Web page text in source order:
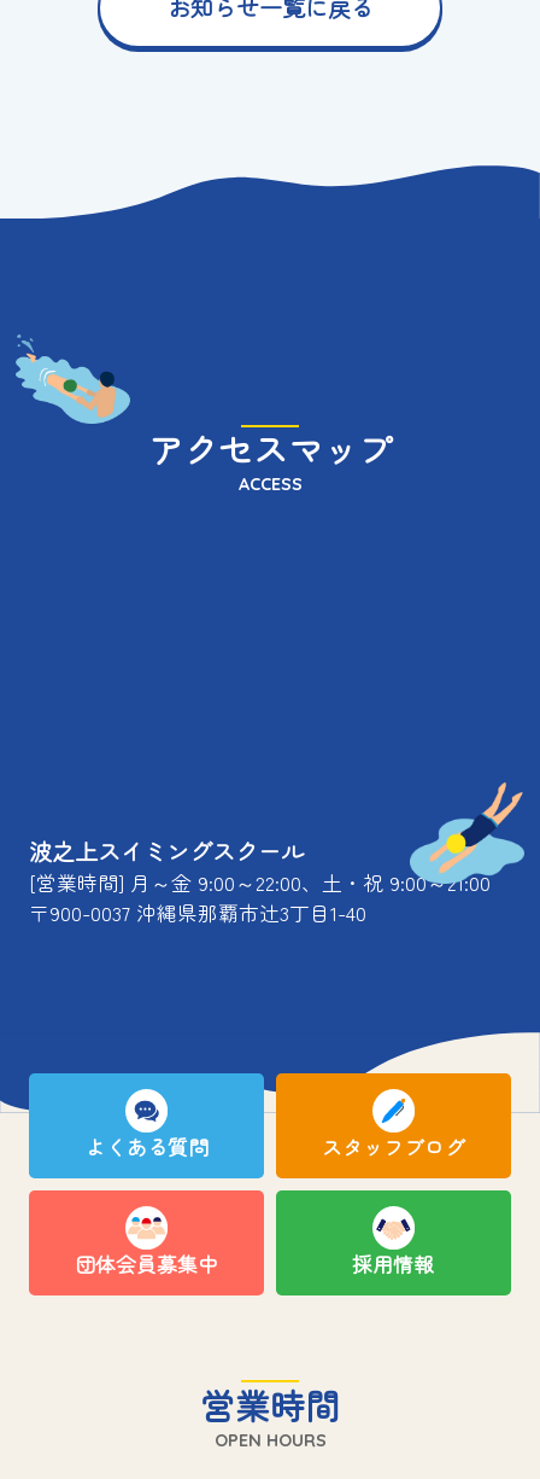
お知らせ一覧に戻る
アクセスマップ
ACCESS
波之上スイミングスクール
[営業時間] 月～金 9:00～22:00、土・祝 9:00～21:00
〒900-0037 沖縄県那覇市辻3丁目1-40
よくある質問 スタッフブログ
団体会員募集中 採用情報
営業時間
OPEN HOURS